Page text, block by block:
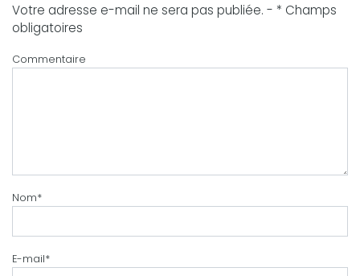
Votre adresse e-mail ne sera pas publiée. - * Champs
obligatoires
Commentaire
Nom*
E-mail*